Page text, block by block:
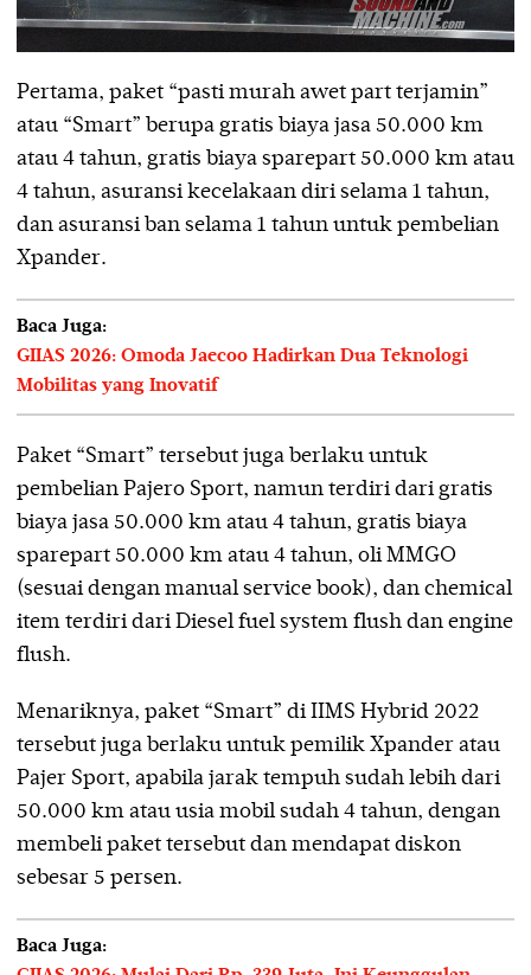
Pertama, paket “pasti murah awet part terjamin”
atau “Smart” berupa gratis biaya jasa 50.000 km
atau 4 tahun, gratis biaya sparepart 50.000 km atau
4 tahun, asuransi kecelakaan diri selama 1 tahun,
dan asuransi ban selama 1 tahun untuk pembelian
Xpander.
Baca Juga:
GIIAS 2026: Omoda Jaecoo Hadirkan Dua Teknologi
Mobilitas yang Inovatif
Paket “Smart” tersebut juga berlaku untuk
pembelian Pajero Sport, namun terdiri dari gratis
biaya jasa 50.000 km atau 4 tahun, gratis biaya
sparepart 50.000 km atau 4 tahun, oli MMGO
(sesuai dengan manual service book), dan chemical
item terdiri dari Diesel fuel system flush dan engine
flush.
Menariknya, paket “Smart” di IIMS Hybrid 2022
tersebut juga berlaku untuk pemilik Xpander atau
Pajer Sport, apabila jarak tempuh sudah lebih dari
50.000 km atau usia mobil sudah 4 tahun, dengan
membeli paket tersebut dan mendapat diskon
sebesar 5 persen.
Baca Juga: